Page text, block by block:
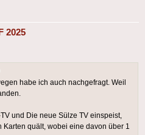
2025
habe ich auch nachgefragt. Weil
und Die neue Sülze TV einspeist,
Karten quält, wobei eine davon über 1